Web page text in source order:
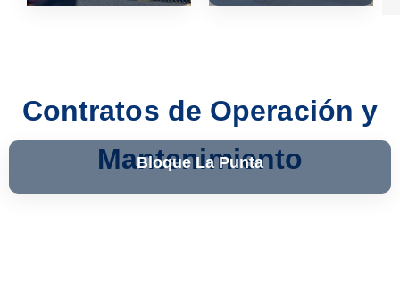
Contratos de Operación y
Mantenimiento
Bloque La Punta